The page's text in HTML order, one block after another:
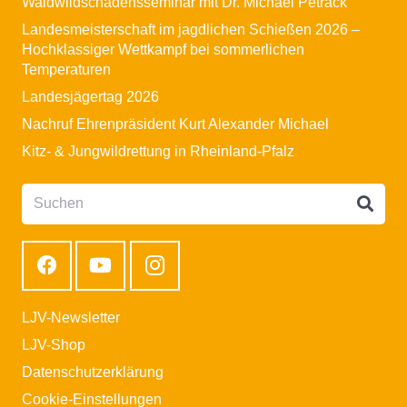
Landesmeisterschaft im jagdlichen Schießen 2026 –
Hochklassiger Wettkampf bei sommerlichen
Temperaturen
Landesjägertag 2026
Nachruf Ehrenpräsident Kurt Alexander Michael
Kitz- & Jungwildrettung in Rheinland-Pfalz
LJV-Newsletter
LJV-Shop
Datenschutzerklärung
Cookie-Einstellungen